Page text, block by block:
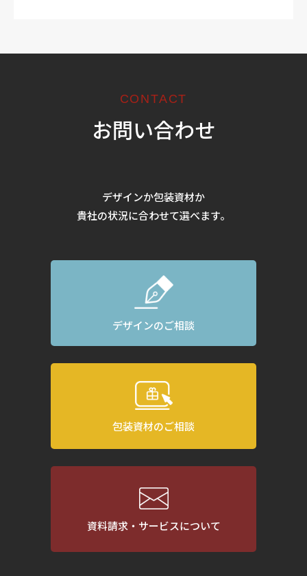
CONTACT
お問い合わせ
デザインか包装資材か
貴社の状況に合わせて選べます。
デザインのご相談
包装資材のご相談
資料請求・サービスについて